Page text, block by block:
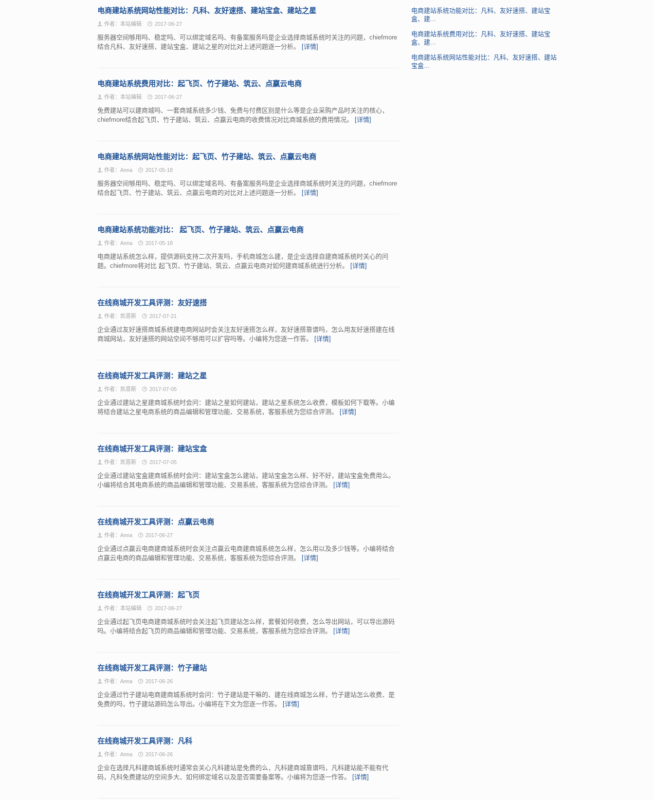
电商建站系统网站性能对比：凡科、友好速搭、建站宝盒、建站之星
作者：本站编辑 2017-06-27
服务器空间够用吗、稳定吗、可以绑定域名吗、有备案服务吗是企业选择商城系统时关注的问题，chiefmore
结合凡科、友好速搭、建站宝盒、建站之星的对比对上述问题逐一分析。
[详情]
电商建站系统费用对比：起飞页、竹子建站、筑云、点赢云电商
作者：本站编辑 2017-06-27
免费建站可以建商城吗、一套商城系统多少钱、免费与付费区别是什么等是企业采购产品时关注的核心，
chiefmore结合起飞页、竹子建站、筑云、点赢云电商的收费情况对比商城系统的费用情况。
[详情]
电商建站系统网站性能对比：起飞页、竹子建站、筑云、点赢云电商
作者：Anna 2017-05-18
服务器空间够用吗、稳定吗、可以绑定域名吗、有备案服务吗是企业选择商城系统时关注的问题，chiefmore
结合起飞页、竹子建站、筑云、点赢云电商的对比对上述问题逐一分析。
[详情]
电商建站系统功能对比： 起飞页、竹子建站、筑云、点赢云电商
作者：Anna 2017-05-18
电商建站系统怎么样，提供源码支持二次开发吗，手机商城怎么建，是企业选择自建商城系统时关心的问
题。chiefmore将对比 起飞页、竹子建站、筑云、点赢云电商对如何建商城系统进行分析。
[详情]
在线商城开发工具评测：友好速搭
作者：凯恩斯 2017-07-21
企业通过友好速搭商城系统建电商网站时会关注友好速搭怎么样，友好速搭靠谱吗，怎么用友好速搭建在线
商城网站，友好速搭的网站空间不够用可以扩容吗等。小编将为您逐一作答。
[详情]
在线商城开发工具评测：建站之星
作者：凯恩斯 2017-07-05
企业通过建站之星建商城系统时会问：建站之星如何建站，建站之星系统怎么收费，模板如何下载等。小编
将结合建站之星电商系统的商品编辑和管理功能、交易系统，客服系统为您综合评测。
[详情]
在线商城开发工具评测：建站宝盒
作者：凯恩斯 2017-07-05
企业通过建站宝盒建商城系统时会问：建站宝盒怎么建站，建站宝盒怎么样、好不好，建站宝盒免费用么。
小编将结合其电商系统的商品编辑和管理功能、交易系统，客服系统为您综合评测。
[详情]
在线商城开发工具评测：点赢云电商
作者：Anna 2017-06-27
企业通过点赢云电商建商城系统时会关注点赢云电商建商城系统怎么样，怎么用以及多少钱等。小编将结合
点赢云电商的商品编辑和管理功能、交易系统，客服系统为您综合评测。
[详情]
在线商城开发工具评测：起飞页
作者：本站编辑 2017-06-27
企业通过起飞页电商建商城系统时会关注起飞页建站怎么样，套餐如何收费，怎么导出网站，可以导出源码
吗。小编将结合起飞页的商品编辑和管理功能、交易系统，客服系统为您综合评测。
[详情]
在线商城开发工具评测：竹子建站
作者：Anna 2017-06-26
企业通过竹子建站电商建商城系统时会问：竹子建站是干嘛的、建在线商城怎么样，竹子建站怎么收费、是
免费的吗，竹子建站源码怎么导出。小编将在下文为您逐一作答。
[详情]
在线商城开发工具评测：凡科
作者：Anna 2017-06-26
企业在选择凡科建商城系统时通常会关心凡科建站是免费的么，凡科建商城靠谱吗，凡科建站能不能有代
码，凡科免费建站的空间多大、如何绑定域名以及是否需要备案等。小编将为您逐一作答。
[详情]
电商建站系统功能对比：凡科、友好速搭、建站宝
盒、建...
电商建站系统费用对比：凡科、友好速搭、建站宝
盒、建...
电商建站系统网站性能对比：凡科、友好速搭、建站
宝盒...